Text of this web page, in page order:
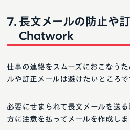
長文メールの防止や
Chatwork
仕事の連絡をスムーズにおこなう
ルや訂正メールは避けたいところで
必要にせまられて長文メールを送
方に注意を払ってメールを作成しま